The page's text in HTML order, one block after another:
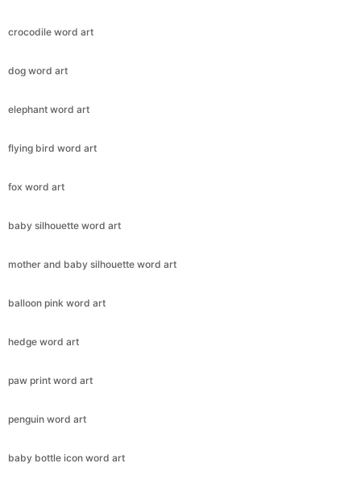
crocodile word art
dog word art
elephant word art
flying bird word art
fox word art
baby silhouette word art
mother and baby silhouette word art
balloon pink word art
hedge word art
paw print word art
penguin word art
baby bottle icon word art